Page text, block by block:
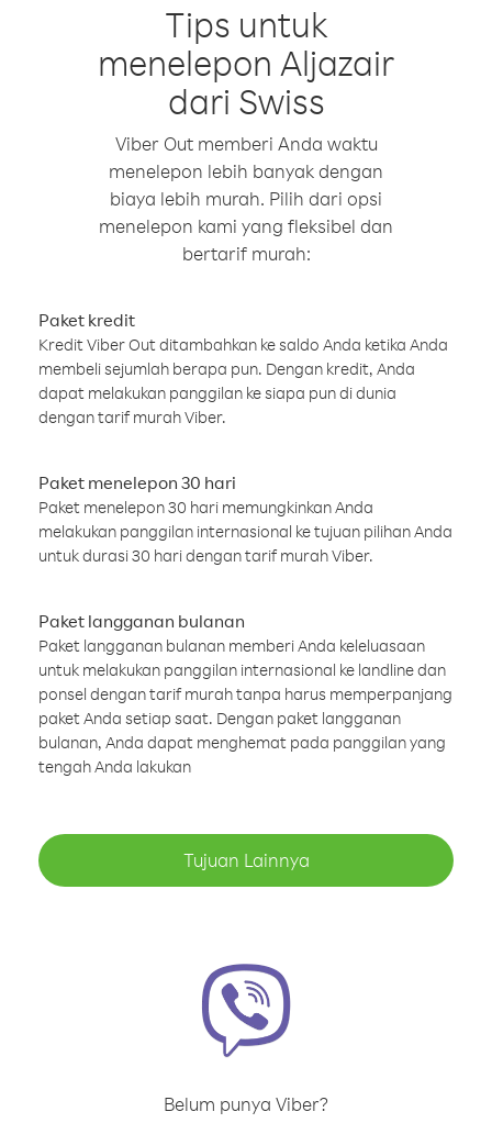
Tips untuk
menelepon Aljazair
dari Swiss
Viber Out memberi Anda waktu
menelepon lebih banyak dengan
biaya lebih murah. Pilih dari opsi
menelepon kami yang fleksibel dan
bertarif murah:
Paket kredit
Kredit Viber Out ditambahkan ke saldo Anda ketika Anda
membeli sejumlah berapa pun. Dengan kredit, Anda
dapat melakukan panggilan ke siapa pun di dunia
dengan tarif murah Viber.
Paket menelepon 30 hari
Paket menelepon 30 hari memungkinkan Anda
melakukan panggilan internasional ke tujuan pilihan Anda
untuk durasi 30 hari dengan tarif murah Viber.
Paket langganan bulanan
Paket langganan bulanan memberi Anda keleluasaan
untuk melakukan panggilan internasional ke landline dan
ponsel dengan tarif murah tanpa harus memperpanjang
paket Anda setiap saat. Dengan paket langganan
bulanan, Anda dapat menghemat pada panggilan yang
tengah Anda lakukan
Tujuan Lainnya
Belum punya Viber?